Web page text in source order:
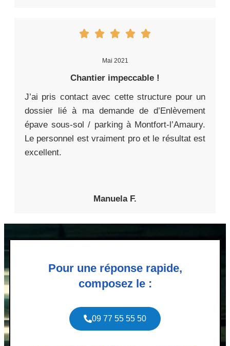
Mai 2021
Chantier impeccable !
J’ai pris contact avec cette structure pour un
dossier lié à ma demande de d’Enlèvement
épave sous-sol / parking à Montfort-l’Amaury.
Le personnel est vraiment pro et le résultat est
excellent.
Manuela F.
Pour une réponse rapide,
composez le :
09 77 55 55 50